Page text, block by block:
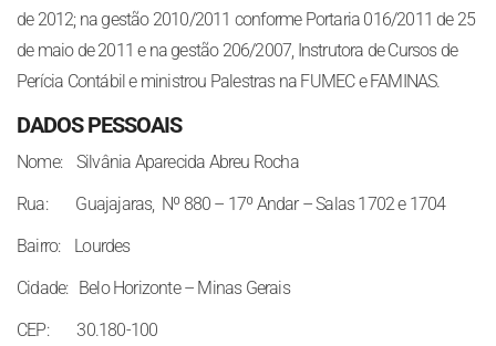
de 2012; na gestão 2010/2011 conforme Portaria 016/2011 de 25
de maio de 2011 e na gestão 206/2007, Instrutora de Cursos de
Perícia Contábil e ministrou Palestras na FUMEC e FAMINAS.
DADOS PESSOAIS
Nome: Silvânia Aparecida Abreu Rocha
Rua: Guajajaras, Nº 880 – 17º Andar – Salas 1702 e 1704
Bairro: Lourdes
Cidade: Belo Horizonte – Minas Gerais
CEP: 30.180-100